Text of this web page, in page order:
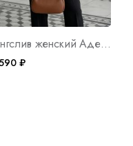
Лонгслив женский Адель Арт. 10690
₽